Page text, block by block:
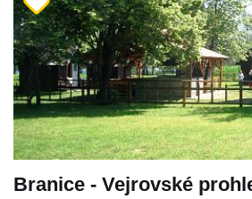
Branice - Vejrovské